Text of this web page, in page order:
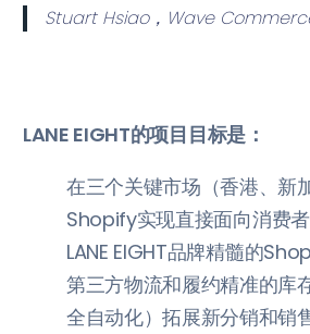
Stuart Hsiao，Wave
LANE EIGHT的项目目标是：
在三个关键市场（香港、新
Shopify实现直接面向消费
LANE EIGHT品牌精髓的
第三方物流和履约精准的库
全自动化）拓展新分销和